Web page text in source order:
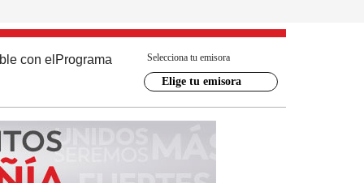
con el Programa Selecciona tu emisora
Elige tu emisora